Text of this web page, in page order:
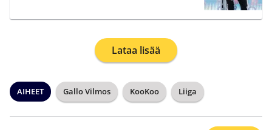
Lataa lisää
AIHEET Gallo Vilmos KooKoo Liiga